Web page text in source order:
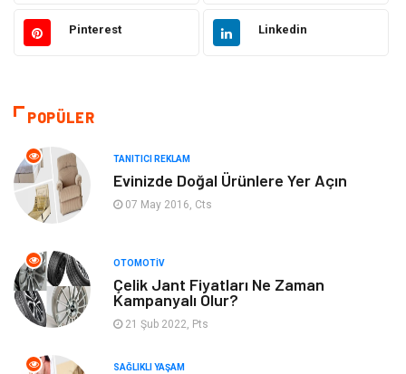
Güzellik ve Bakım Eğitim
Makine
Eğitim ve Kariyer Yeme İçme
Gıda
Spor
Tatil
Emlak
Pinterest Linkedin
POPÜLER
TANITICI REKLAM
Evinizde Doğal Ürünlere Yer Açın
07 May 2016, Cts
OTOMOTIV
Çelik Jant Fiyatları Ne Zaman
Kampanyalı Olur?
21 Şub 2022, Pts
SAĞLIKLI YAŞAM